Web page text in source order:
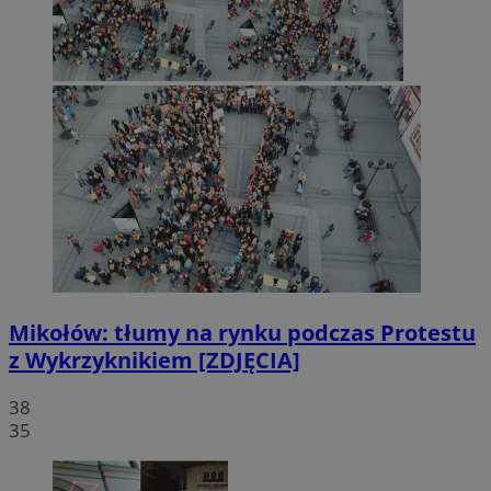
Mikołów: tłumy na rynku podczas Protestu
z Wykrzyknikiem [ZDJĘCIA]
38
35